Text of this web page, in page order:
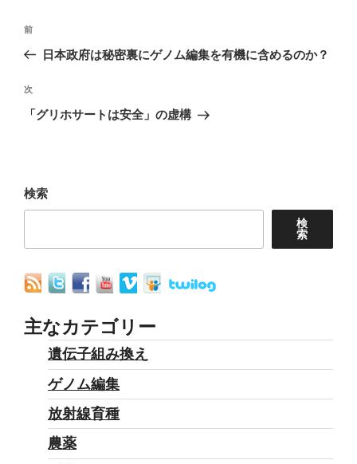
投
稿
ビ
ゲ
ョ
前
の
稿
前
日本政府は秘密裏にゲノム編集を有機に含めるのか？
次
の
次
「グリホサートは安全」の虚構
検索
検
索
主なカテゴリー
遺伝子組み換え
ゲノム編集
放射線育種
農薬